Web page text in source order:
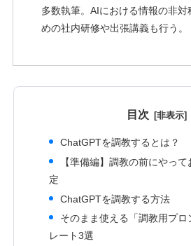
多数執筆。AIにおける情報の非対
めの社内研修や出張講義も行う。
目次
ChatGPTを調教するとは？
【準備編】調教の前にやっ
定
ChatGPTを調教する方法
そのまま使える「調教用プ
レート3選